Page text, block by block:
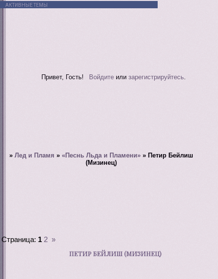
АКТИВНЫЕ ТЕМЫ
Привет, Гость! Войдитеили зарегистрируйтесь.
» Лед и Пламя » «Песнь Льда и Пламени» » Петир Бейлиш
(Мизинец)
ПЕТИР БЕЙЛИШ (МИЗИНЕЦ)
Страница: 1 2 »